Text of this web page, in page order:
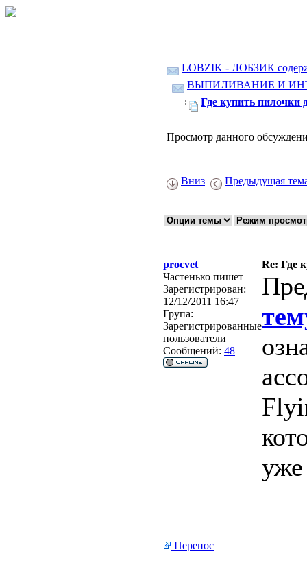
LOBZIK - ЛОБЗИК
ВЫПИЛИВАНИЕ И
Где купить пилочки
Просмотр данного
Вниз Предыдущая
procvet
Re: Где
Частенько пишет
Зарегистрирован:
12/12/2011 16:47
Група:
Зарегистрированные
пользователи
Сообщений: 48
Перенос